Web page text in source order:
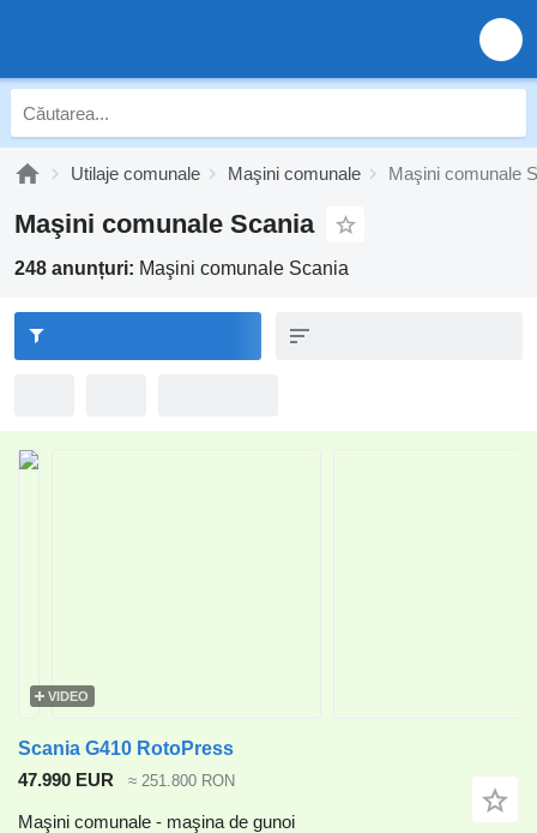
Utilaje comunale Maşini comunale Maşini comunale
Maşini comunale Scania
248 anunțuri: Maşini comunale Scania
VIDEO
Scania G410 RotoPress
47.990 EUR
≈ 251.800 RON
Maşini comunale - maşina de gunoi